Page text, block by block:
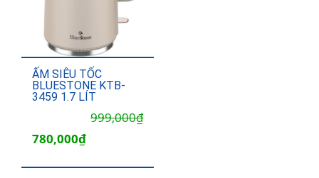
ẤM SIÊU TỐC
BLUESTONE KTB-
3459 1.7 LÍT
999,000₫
gốc
780,000₫
hiện